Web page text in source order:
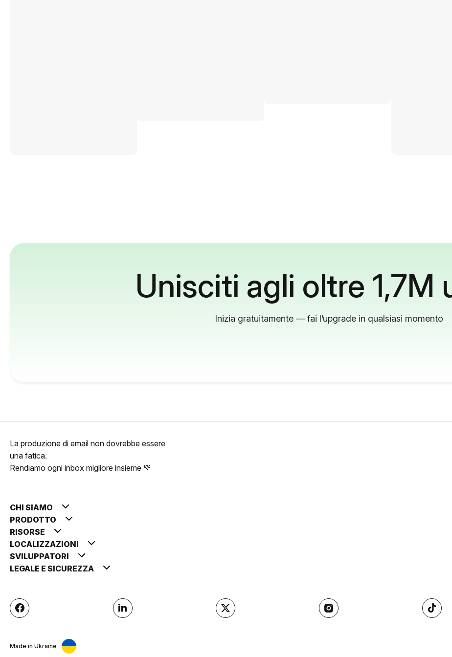
Unisciti agli oltre 1,7M
Inizia gratuitamente — fai l’upgrade in qualsiasi momento
La produzione di email non dovrebbe essere
una fatica.
Rendiamo ogni inbox migliore insieme 💚
CHI SIAMO
PRODOTTO
RISORSE
LOCALIZZAZIONI
SVILUPPATORI
LEGALE E SICUREZZA
Made in Ukraine